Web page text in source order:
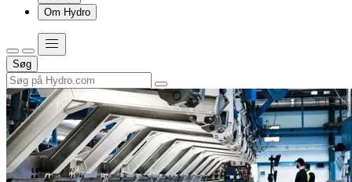
Om Hydro
Søg